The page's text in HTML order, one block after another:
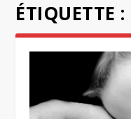
ÉTIQUETTE :